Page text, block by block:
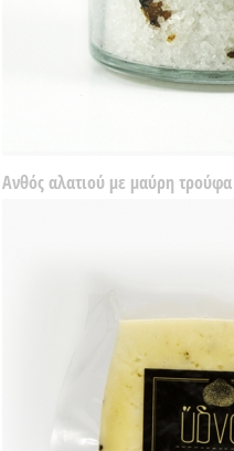
Ανθός αλατιού με μαύρη τρούφα